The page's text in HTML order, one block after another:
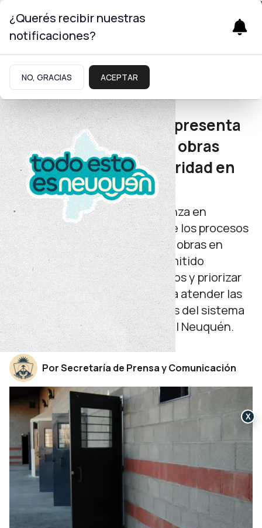
Seguridad
Infraestructura
El Gobierno Provincial presenta
un plan histórico de 45 obras
para fortalecer la seguridad en
Neuquén
Actualmente, el programa avanza en
distintas etapas que van desde los procesos
administrativos iniciales hasta obras en
ejecución. La Ley 3426 ha permitido
reactivar proyectos postergados y priorizar
intervenciones esenciales para atender las
necesidades actuales y futuras del sistema
de seguridad de la provincia del Neuquén.
lunes 08 de diciembre de 2025
Por Secretaría de Prensa y Comunicación
¿Querés recibir nuestras
notificaciones?
NO, GRACIAS ACEPTAR
X